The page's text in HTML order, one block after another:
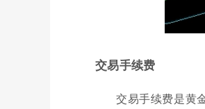
交易手续费
交易手续费是黄